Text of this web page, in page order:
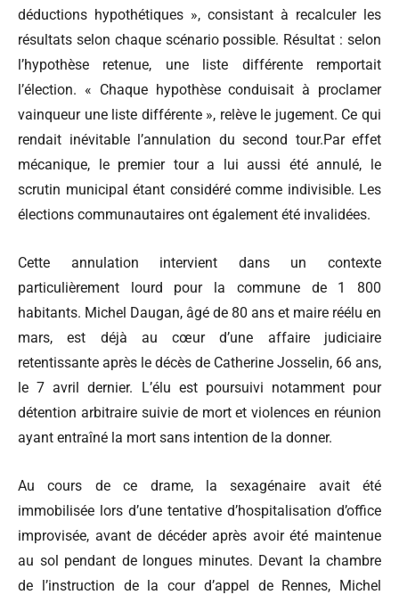
déductions hypothétiques », consistant à recalculer les
résultats selon chaque scénario possible. Résultat : selon
l’hypothèse retenue, une liste différente remportait
l’élection. « Chaque hypothèse conduisait à proclamer
vainqueur une liste différente », relève le jugement. Ce qui
rendait inévitable l’annulation du second tour.Par effet
mécanique, le premier tour a lui aussi été annulé, le
scrutin municipal étant considéré comme indivisible. Les
élections communautaires ont également été invalidées.
Cette annulation intervient dans un contexte
particulièrement lourd pour la commune de 1 800
habitants. Michel Daugan, âgé de 80 ans et maire réélu en
mars, est déjà au cœur d’une affaire judiciaire
retentissante après le décès de Catherine Josselin, 66 ans,
le 7 avril dernier. L’élu est poursuivi notamment pour
détention arbitraire suivie de mort et violences en réunion
ayant entraîné la mort sans intention de la donner.
Au cours de ce drame, la sexagénaire avait été
immobilisée lors d’une tentative d’hospitalisation d’office
improvisée, avant de décéder après avoir été maintenue
au sol pendant de longues minutes. Devant la chambre
de l’instruction de la cour d’appel de Rennes, Michel